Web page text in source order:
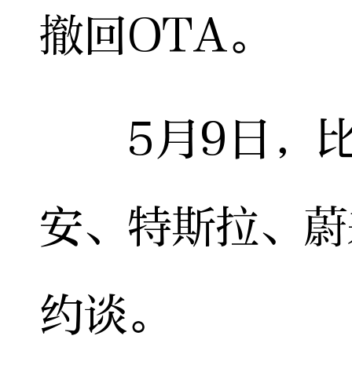
撤回OTA。
5月9日，比
安、特斯拉、
约谈。